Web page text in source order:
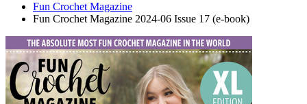
Fun Crochet Magazine
Fun Crochet Magazine 2024-06 Issue 17 (e-book)